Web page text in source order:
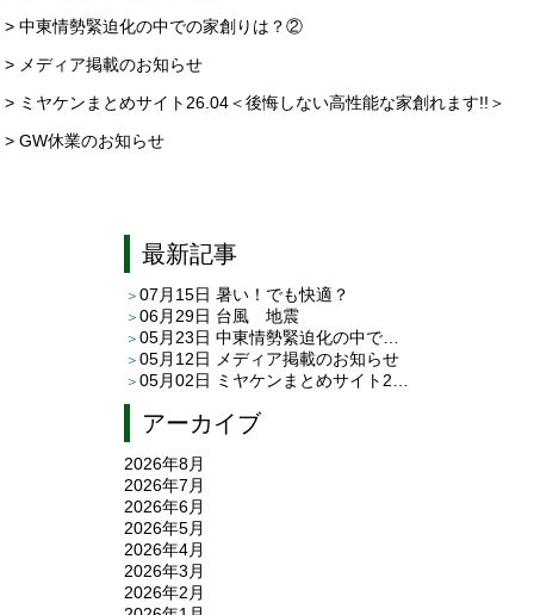
> 中東情勢緊迫化の中での家創りは？②
> メディア掲載のお知らせ
> ミヤケンまとめサイト26.04＜後悔しない高性能な家創れます!!＞
> GW休業のお知らせ
最新記事
07月15日 暑い！でも快適？
06月29日 台風 地震
05月23日 中東情勢緊迫化の中での家創りは？②
05月12日
メディア掲載のお知らせ
05月02日 ミヤケンまとめサイト26.04＜後悔しない高性能な家創れます!!＞
アーカイブ
2026年8月
2026年7月
2026年6月
2026年5月
2026年4月
2026年3月
2026年2月